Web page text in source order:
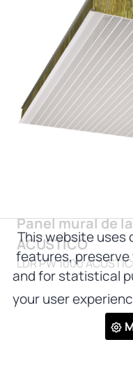
Panel mural de
ACÚSTICO
LDR PW 1000
This website uses
features,
and for statistical
your user